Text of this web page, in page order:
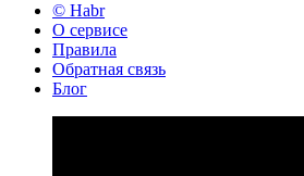
© Habr
О сервисе
Правила
Обратная связь
Блог